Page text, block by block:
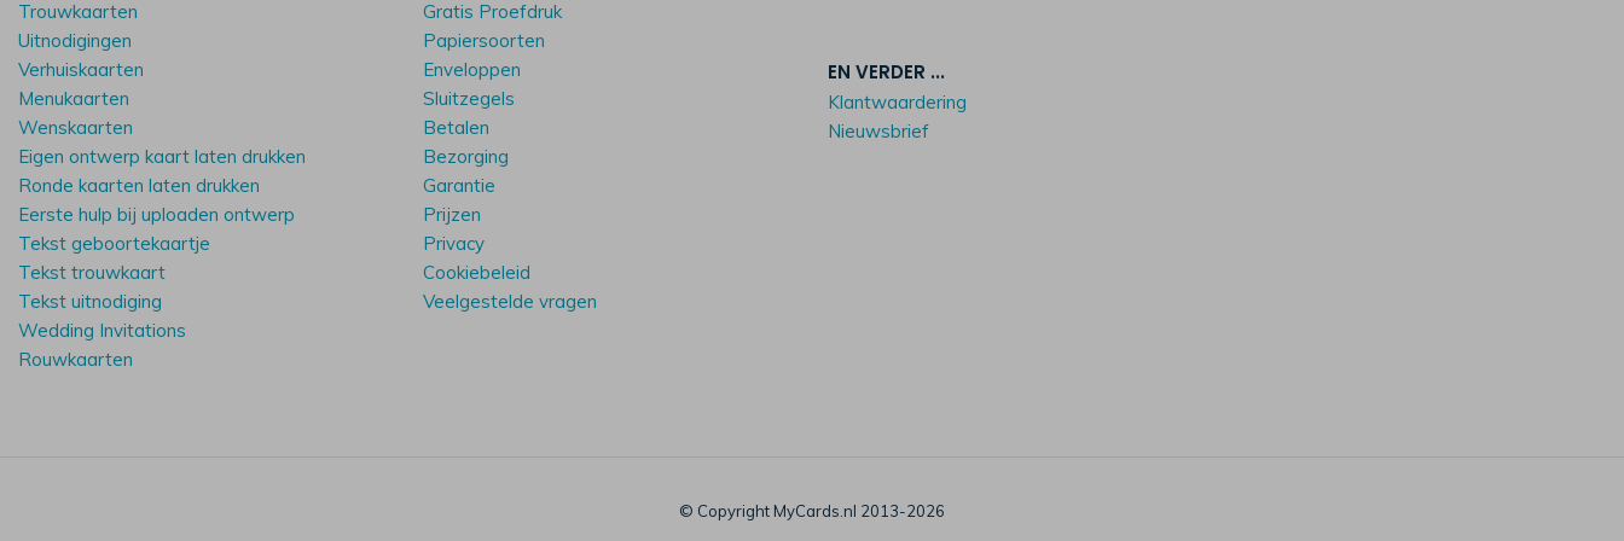
Trouwkaarten
Uitnodigingen
Verhuiskaarten
Menukaarten
Wenskaarten
Eigen ontwerp kaart laten drukken
Ronde kaarten laten drukken
Eerste hulp bij uploaden ontwerp
Tekst geboortekaartje
Tekst trouwkaart
Tekst uitnodiging
Wedding Invitations
Rouwkaarten
Gratis Proefdruk
Papiersoorten
Enveloppen
Sluitzegels
Betalen
Bezorging
Garantie
Prijzen
Privacy
Cookiebeleid
Veelgestelde vragen
EN VERDER ...
Klantwaardering
Nieuwsbrief
© Copyright MyCards.nl 2013-2026